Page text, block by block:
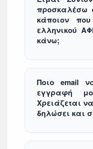
προσκαλέσω
κάποιον
ελληνικού
κάνω;
Ποιο email
εγγραφή
Χρειάζεται
δηλώσει και